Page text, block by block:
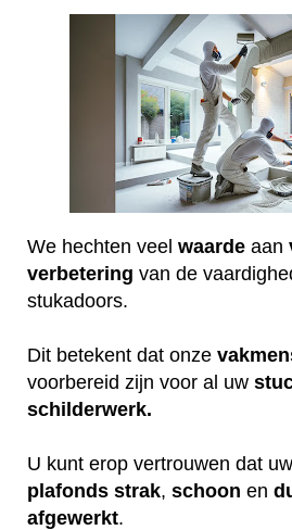
We hechten veel waarde aan
verbetering van de
stukadoors.
Dit betekent dat onze
voorbereid zijn voor al uw
schilderwerk.
U kunt erop vertrouwen dat uw
plafonds strak, schoon en
afgewerkt.